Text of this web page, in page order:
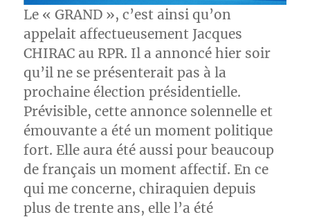
Le « GRAND », c’est ainsi qu’on
appelait affectueusement Jacques
CHIRAC au RPR. Il a annoncé hier soir
qu’il ne se présenterait pas à la
prochaine élection présidentielle.
Prévisible, cette annonce solennelle et
émouvante a été un moment politique
fort. Elle aura été aussi pour beaucoup
de français un moment affectif. En ce
qui me concerne, chiraquien depuis
plus de trente ans, elle l’a été